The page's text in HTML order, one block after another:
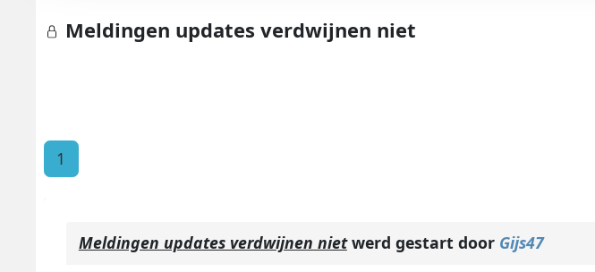
Meldingen updates verdwijnen niet
1
Meldingen updates verdwijnen nietwerd gestart door Gijs47